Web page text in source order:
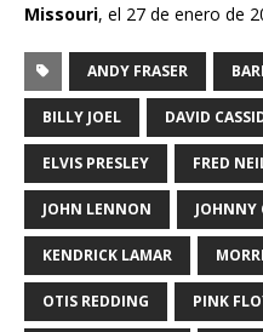
Missouri, el 27 de enero de
ANDY FRASER
BILLY JOEL DAVID
ELVIS PRESLEY FRED
JOHN LENNON JOHNNY
KENDRICK LAMAR
OTIS REDDING PINK